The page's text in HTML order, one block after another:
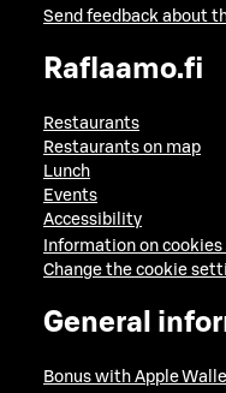
Send feedback about
Raflaamo.fi
Restaurants
Restaurants on map
Lunch
Events
Accessibility
Information on cookies
Change the cookie
General
Bonus with Apple